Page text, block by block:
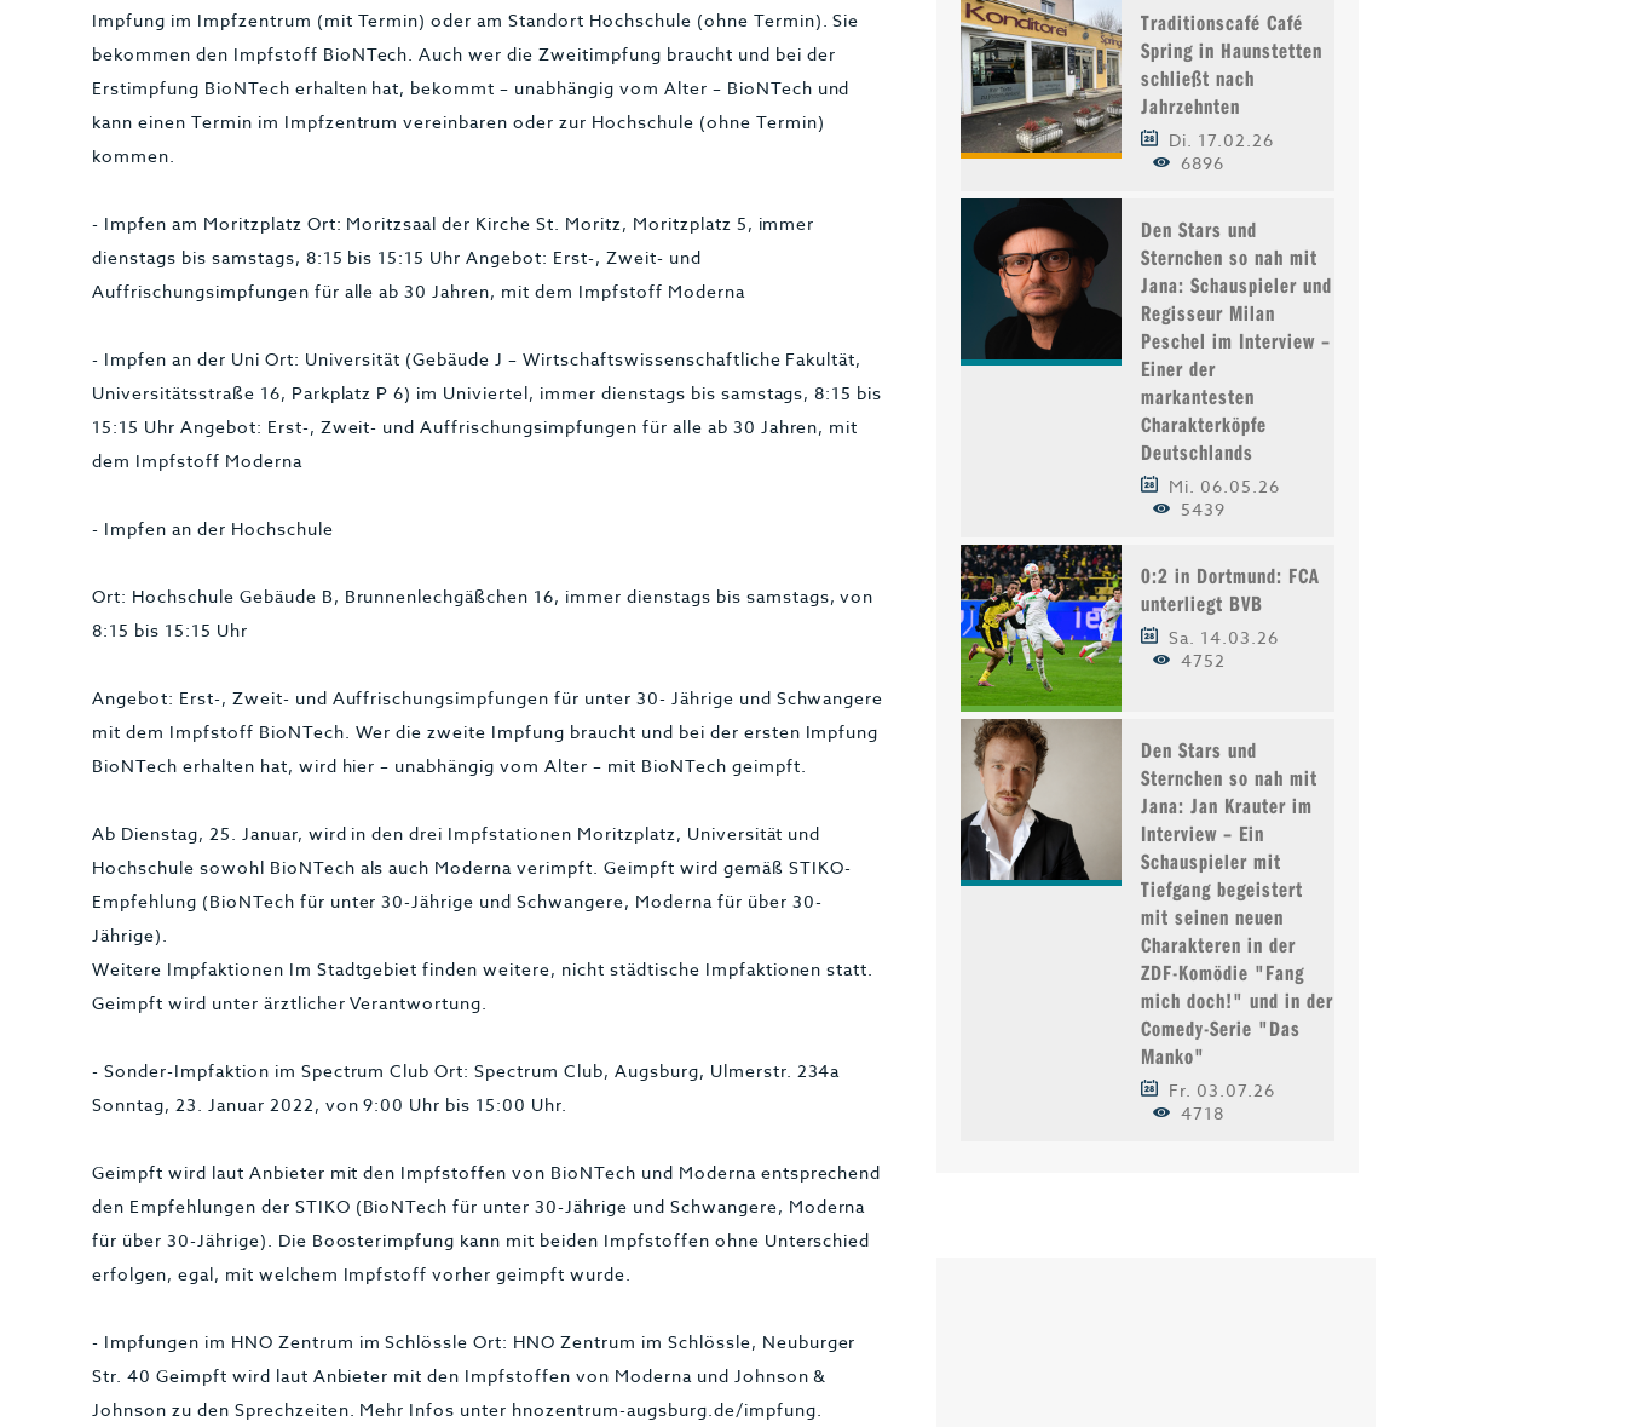
Impfung im Impfzentrum (mit Termin) oder am Standort Hochschule (ohne Termin). Sie
bekommen den Impfstoff BioNTech. Auch wer die Zweitimpfung braucht und bei der
Erstimpfung BioNTech erhalten hat, bekommt – unabhängig vom Alter – BioNTech und
kann einen Termin im Impfzentrum vereinbaren oder zur Hochschule (ohne Termin)
kommen.
- Impfen am Moritzplatz Ort: Moritzsaal der Kirche St. Moritz, Moritzplatz 5, immer
dienstags bis samstags, 8:15 bis 15:15 Uhr Angebot: Erst-, Zweit- und
Auffrischungsimpfungen für alle ab 30 Jahren, mit dem Impfstoff Moderna
- Impfen an der Uni Ort: Universität (Gebäude J – Wirtschaftswissenschaftliche Fakultät,
Universitätsstraße 16, Parkplatz P 6) im Univiertel, immer dienstags bis samstags, 8:15 bis
15:15 Uhr Angebot: Erst-, Zweit- und Auffrischungsimpfungen für alle ab 30 Jahren, mit
dem Impfstoff Moderna
- Impfen an der Hochschule
Ort: Hochschule Gebäude B, Brunnenlechgäßchen 16, immer dienstags bis samstags, von
8:15 bis 15:15 Uhr
Angebot: Erst-, Zweit- und Auffrischungsimpfungen für unter 30- Jährige und Schwangere
mit dem Impfstoff BioNTech. Wer die zweite Impfung braucht und bei der ersten Impfung
BioNTech erhalten hat, wird hier – unabhängig vom Alter – mit BioNTech geimpft.
Ab Dienstag, 25. Januar, wird in den drei Impfstationen Moritzplatz, Universität und
Hochschule sowohl BioNTech als auch Moderna verimpft. Geimpft wird gemäß STIKO-
Empfehlung (BioNTech für unter 30-Jährige und Schwangere, Moderna für über 30-
Jährige).
Weitere Impfaktionen Im Stadtgebiet finden weitere, nicht städtische Impfaktionen statt.
Geimpft wird unter ärztlicher Verantwortung.
- Sonder-Impfaktion im Spectrum Club Ort: Spectrum Club, Augsburg, Ulmerstr. 234a
Sonntag, 23. Januar 2022, von 9:00 Uhr bis 15:00 Uhr.
Geimpft wird laut Anbieter mit den Impfstoffen von BioNTech und Moderna entsprechend
den Empfehlungen der STIKO (BioNTech für unter 30-Jährige und Schwangere, Moderna
für über 30-Jährige). Die Boosterimpfung kann mit beiden Impfstoffen ohne Unterschied
erfolgen, egal, mit welchem Impfstoff vorher geimpft wurde.
- Impfungen im HNO Zentrum im Schlössle Ort: HNO Zentrum im Schlössle, Neuburger
Str. 40 Geimpft wird laut Anbieter mit den Impfstoffen von Moderna und Johnson &
Johnson zu den Sprechzeiten. Mehr Infos unter hnozentrum-augsburg.de/impfung.
Traditionscafé Café
Spring in Haunstetten
schließt nach
Jahrzehnten
Di. 17.02.26
6896
Den Stars und
Sternchen so nah mit
Jana: Schauspieler und
Regisseur Milan
Peschel im Interview –
Einer der
markantesten
Charakterköpfe
Deutschlands
Mi. 06.05.26
5439
0:2 in Dortmund: FCA
unterliegt BVB
Sa. 14.03.26
4752
Den Stars und
Sternchen so nah mit
Jana: Jan Krauter im
Interview – Ein
Schauspieler mit
Tiefgang begeistert
mit seinen neuen
Charakteren in der
ZDF-Komödie "Fang
mich doch!" und in der
Comedy-Serie "Das
Manko"
Fr. 03.07.26
4718